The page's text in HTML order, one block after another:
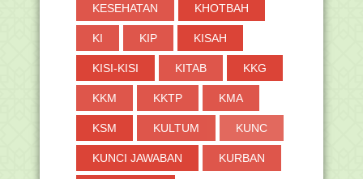
KESEHATAN KHOTBAH
KI KIP KISAH
KISI-KISI KITAB KKG
KKM KKTP KMA
KSM KULTUM KUNC
KUNCI JAWABAN KURBAN